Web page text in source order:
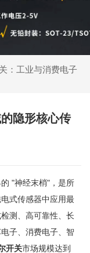
：工业与消费电子
隐形核心传
"神经末梢"，是所
式传感器中应用最
测、高可靠性、长
子、消费电子、智
开关市场规模达到